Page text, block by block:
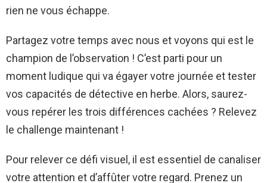
rien ne vous échappe.
Partagez votre temps avec nous et voyons qui est le
champion de l’observation ! C’est parti pour un
moment ludique qui va égayer votre journée et tester
vos capacités de détective en herbe. Alors, saurez-
vous repérer les trois différences cachées ? Relevez
le challenge maintenant !
Pour relever ce défi visuel, il est essentiel de canaliser
votre attention et d’affûter votre regard. Prenez un